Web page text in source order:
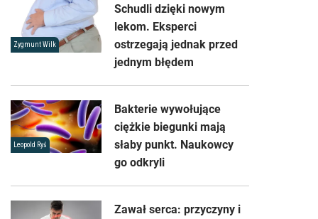
Zygmunt Wilk
Schudli dzięki nowym
lekom. Eksperci
ostrzegają jednak przed
jednym błędem
Leopold Ryś
Bakterie wywołujące
ciężkie biegunki mają
słaby punkt. Naukowcy
go odkryli
Zawał serca: przyczyny i